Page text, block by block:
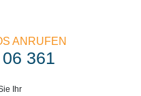
ANRUFEN
361
Ihr